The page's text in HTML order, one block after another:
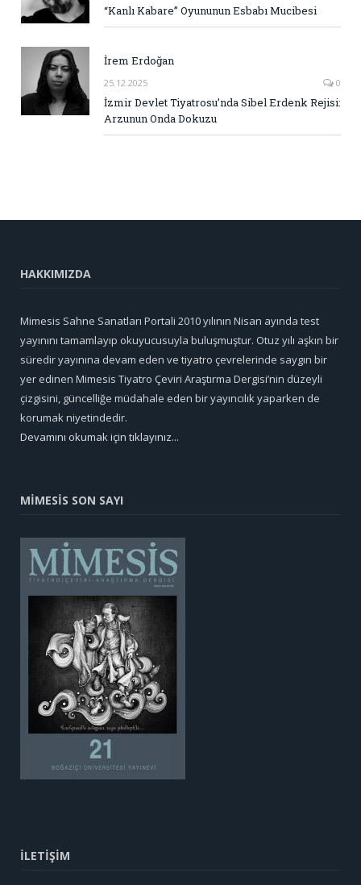
“Kanlı Kabare” Oyununun Esbabı Mucibesi
İrem Erdoğan
25.12.2025 0
İzmir Devlet Tiyatrosu’nda Sibel Erdenk Rejisi:
Arzunun Onda Dokuzu
HAKKIMIZDA
Mimesis Sahne Sanatları Portali 2010 yılının Nisan ayında test
yayınını tamamlayıp okuyucusuyla buluşmuştur. Otuz yılı aşkın bir
süredir yayınına devam eden ve tiyatro çevrelerinde saygın bir
yer edinen Mimesis Tiyatro Çeviri Araştırma Dergisi’nin düzeyli
çizgisini, güncelliğe müdahale eden bir yayıncılık yaparken de
korumak niyetindedir.
Devamını okumak için tıklayınız...
MİMESİS SON SAYI
İLETİŞİM